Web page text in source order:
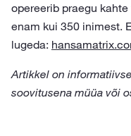
opereerib praegu
enam kui 350 inimest.
lugeda:
Artikkel on
soovitusena müüa või